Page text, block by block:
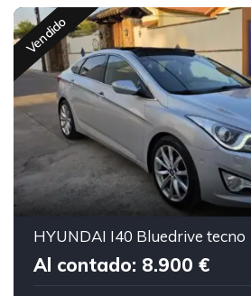
Vendido
HYUNDAI I40 Bluedrive tecno
Al contado: 8.900 €